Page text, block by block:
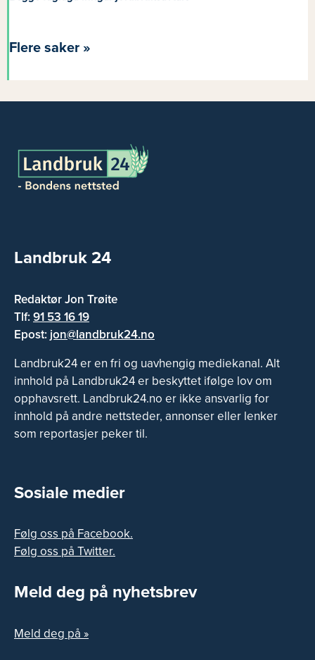
Flere saker »
Landbruk 24
Redaktør Jon Trøite
Tlf:91 53 16 19
Epost: jon@landbruk24.no
Landbruk24 er en fri og uavhengig mediekanal. Alt
innhold på Landbruk24 er beskyttet ifølge lov om
opphavsrett. Landbruk24.no er ikke ansvarlig for
innhold på andre nettsteder, annonser eller lenker
som reportasjer peker til.
Sosiale medier
Følg oss på Facebook.
Følg oss på Twitter.
Meld deg på nyhetsbrev
Meld deg på »